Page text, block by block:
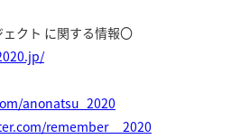
クト に関する情報〇
anonatsu_2020
remember__2020